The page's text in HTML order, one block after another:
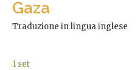
Gaza
Traduzione in lingua inglese
1 set